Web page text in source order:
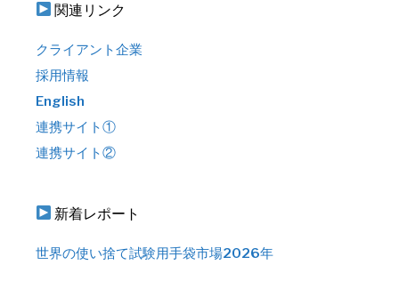
関連リンク
クライアント企業
採用情報
English
連携サイト①
連携サイト②
新着レポート
世界の使い捨て試験用手袋市場2026年